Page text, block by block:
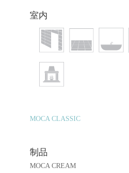
室内
MOCA CLASSIC
制品
MOCA CREAM